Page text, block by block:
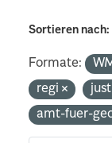
Sortieren nach
Formate:
regi
amt-fuer-